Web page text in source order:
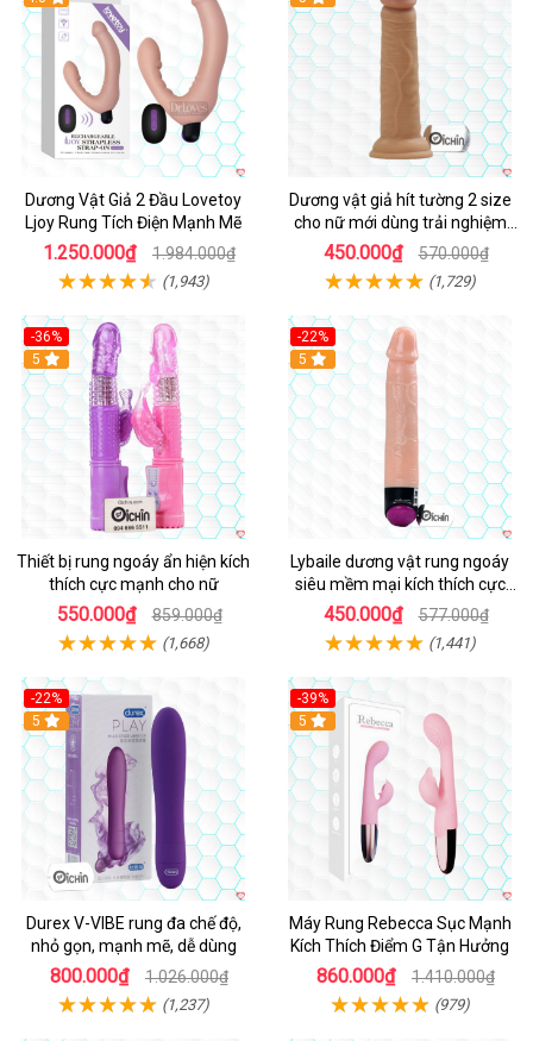
Dương Vật Giả 2 Đầu Lovetoy
Ljoy Rung Tích Điện Mạnh Mẽ
1.250.000₫ 1.984.000₫
(1,943)
Dương vật giả hít tường 2 size
cho nữ mới dùng trải nghiệm
thật
450.000₫ 570.000₫
(1,729)
-36%
Hot
5
Thiết bị rung ngoáy ẩn hiện kích
thích cực mạnh cho nữ
550.000₫ 859.000₫
(1,668)
-22%
Hot
5
Lybaile dương vật rung ngoáy
siêu mềm mại kích thích cực
mạnh
450.000₫ 577.000₫
(1,441)
-22%
Hot
5
Durex V-VIBE rung đa chế độ,
nhỏ gọn, mạnh mẽ, dễ dùng
800.000₫ 1.026.000₫
(1,237)
-39%
Hot
5
Máy Rung Rebecca Sục Mạnh
Kích Thích Điểm G Tận Hưởng
860.000₫ 1.410.000₫
(979)